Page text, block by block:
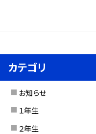
カテゴリ
お知らせ
１年生
２年生